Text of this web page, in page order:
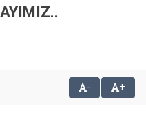
- +